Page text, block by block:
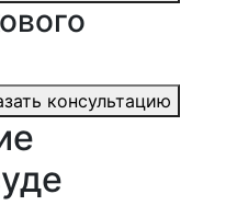
консультацию